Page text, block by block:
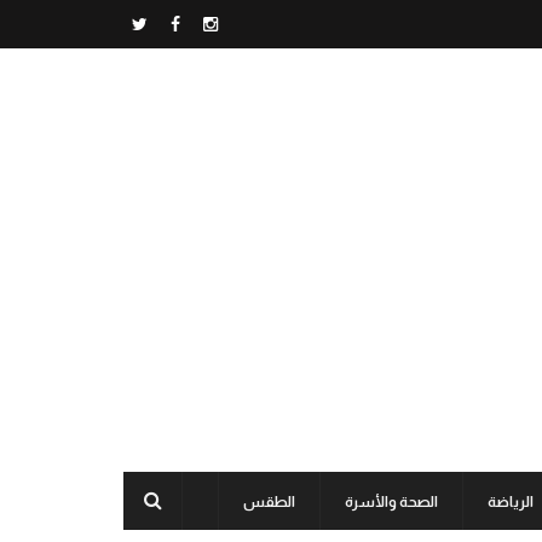
الرياضة الصحة والأسرة الطقس